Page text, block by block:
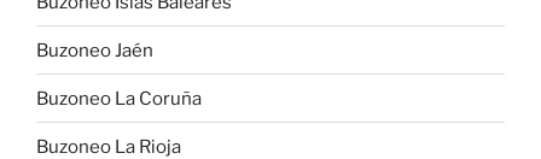
Buzoneo Jaén
Buzoneo La Coruña
Buzoneo La Rioja